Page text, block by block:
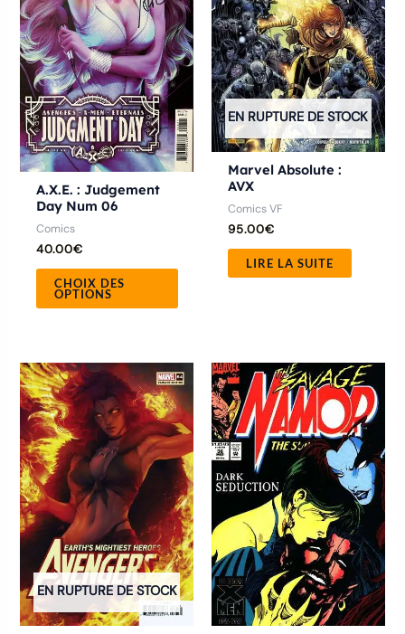
A.X.E. : Judgement
Day Num 06
Comics
40.00€
CHOIX DES
OPTIONS
variations.
Les
options
peuvent
choisies
sur
la
EN RUPTURE DE STOCK
Marvel Absolute :
AVX
Comics VF
95.00€
LIRE LA SUITE
EN RUPTURE DE STOCK
Plage
de
prix :
9.50€
à
35.00€
Ce
produit
a
plusieurs
variations.
Les
options
peuvent
être
choisies
sur
a
Les
être
sur